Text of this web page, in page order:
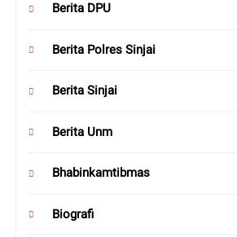
Berita DPU
Berita Polres Sinjai
Berita Sinjai
Berita Unm
Bhabinkamtibmas
Biografi